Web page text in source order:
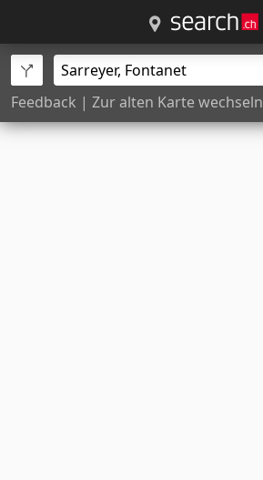
Feedback | Zur alten Karte wechseln